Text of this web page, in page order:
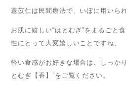
薏苡仁は民間療法で、いぼに用いら
お肌に嬉しい“はとむぎ”をまるごと
性にとって大変嬉しいことですね。
軽い食感がお好きな場合は、しっか
とむぎ【香】”をご覧ください。